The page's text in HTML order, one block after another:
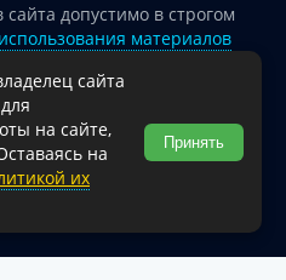
допустимо в строгом
материалов
информации ссылка
обязательна
интернет-портал
муниципального округа.
сайта
для
на сайте,
на
их
Принять